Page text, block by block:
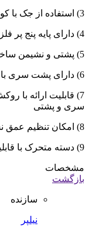
3) استفاده از جک با کورس نامی 10 سانتیمتر
4) دارای پایه پنج پر فلزی با روکش نیکل-کروم
5) پشتی و نشیمن ساخته شده از پلاستیک تقویت شده
6) دارای پشت سری با قابلیت تغییر ارتفاع جهت رفع خستگی گردن
7) قابلیت ارائه با
سری و پشتی
8) امکان تنظیم عمق نشیمن
9) دسته متحرک با قابلیت تنظیم در 8 نقطه
مشخصات
بازگشت
سازنده
نیلپر